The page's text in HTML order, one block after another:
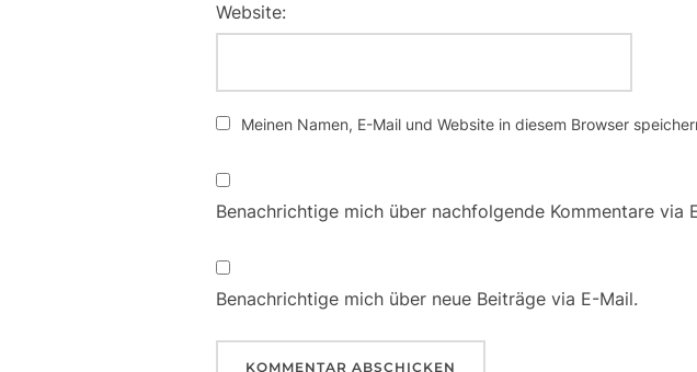
Website:
Meinen Namen, E-Mail und Website in diesem Browser
Benachrichtige mich über nachfolgende Kommentare via
Benachrichtige mich über neue Beiträge via E-Mail.